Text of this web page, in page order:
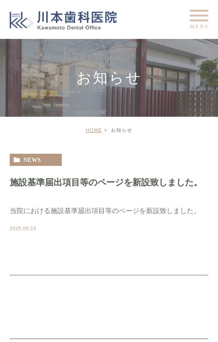
お知らせ
HOME お知らせ
NEWS
施設基準届出項目等のページを新設致しました。
当院における施設基準届出項目等のページを新設致しました。
2025.05.23